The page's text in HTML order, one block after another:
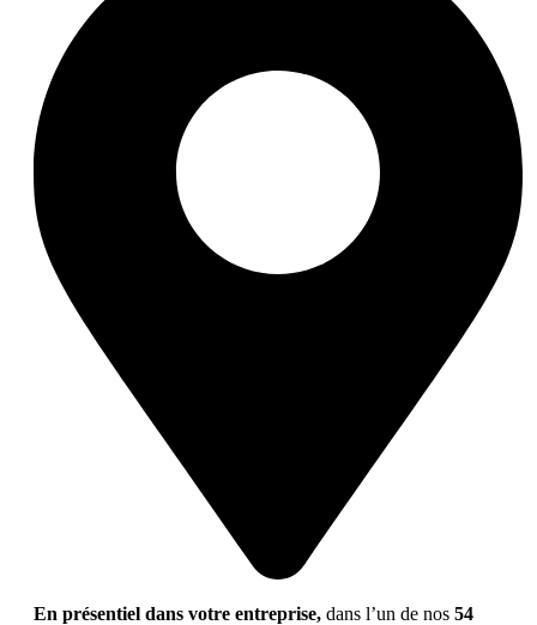
En présentiel dans votre entreprise, dans l’un de nos 54